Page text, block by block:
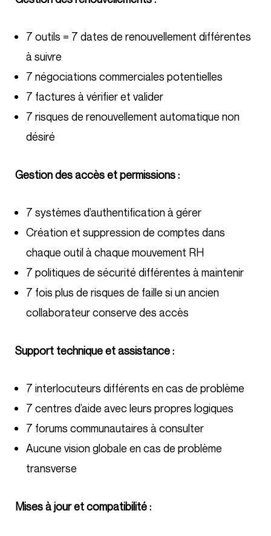
7 outils = 7 dates de renouvellement différentes
à suivre
7 négociations commerciales potentielles
7 factures à vérifier et valider
7 risques de renouvellement automatique non
désiré
Gestion des accès et permissions :
7 systèmes d’authentification à gérer
Création et suppression de comptes dans
chaque outil à chaque mouvement RH
7 politiques de sécurité différentes à maintenir
7 fois plus de risques de faille si un ancien
collaborateur conserve des accès
Support technique et assistance :
7 interlocuteurs différents en cas de problème
7 centres d’aide avec leurs propres logiques
7 forums communautaires à consulter
Aucune vision globale en cas de problème
transverse
Mises à jour et compatibilité :